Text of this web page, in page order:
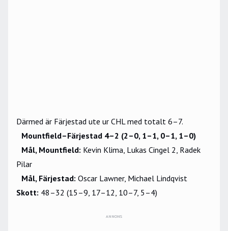
Därmed är Färjestad ute ur CHL med totalt 6–7.
Mountfield–Färjestad 4–2 (2–0, 1–1, 0–1, 1–0)
Mål, Mountfield: Kevin Klima, Lukas Cingel 2, Radek
Pilar
Mål, Färjestad: Oscar Lawner, Michael Lindqvist
Skott: 48–32 (15–9, 17–12, 10–7, 5–4)